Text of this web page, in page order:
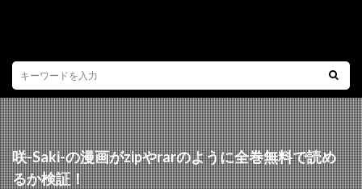
咲-Saki-の漫画がzipやrarのように全巻無料で読め
るか検証！